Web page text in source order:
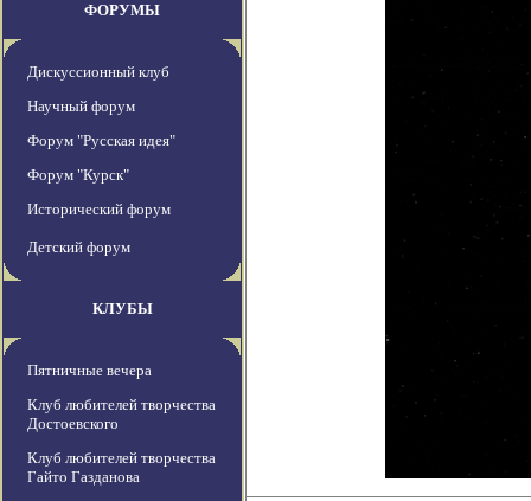
ФОРУМЫ
Дискуссионный клуб
Научный форум
Форум "Русская идея"
Форум "Курск"
Исторический форум
Детский форум
КЛУБЫ
Пятничные вечера
Клуб любителей творчества
Достоевского
Клуб любителей творчества
Гайто Газданова